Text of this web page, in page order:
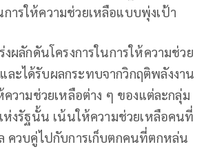
ารให้ความช่วยเหลือแบบพุ่งเป้า
ผลักดันโครงการในการให้ความช่วย
ะได้รับผลกระทบจากวิกฤติพลังงาน
วามช่วยเหลือต่าง ๆ ของแต่ละกลุ่ม
ห่งรัฐนั้น เน้นให้ความช่วยเหลือคนที่
ควบคู่ไปกับการเก็บตกคนที่ตกหล่น